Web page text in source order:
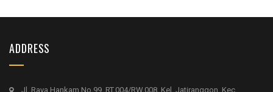
ADDRESS
Jl. Raya Hankam No.99, RT.004/RW.008, Kel. Jatiranggon, Kec.